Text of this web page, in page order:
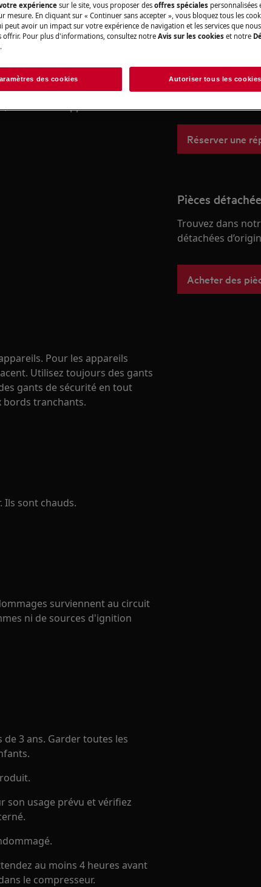
désactivez l'appareil et
Pour les appareils
Utilisez toujours des gants
gants de sécurité en tout
bords tranchants.
Ils sont chauds.
surviennent au circuit
ni de sources d'ignition
3 ans. Garder toutes les
son usage prévu et vérifiez
au moins 4 heures avant
le compresseur.
Réparation par
Fixez un rendez-
qualifiés AEG et
professionnelles
Réserver une
Pièces
Trouvez dans
détachées
Acheter des
expérience sur le site, vous proposer des offres spéciales
mesure. En cliquant sur « Continuer sans accepter », vous bloquez tous les
peut avoir un impact sur votre expérience de navigation et les services que
offrir. Pour plus d'informations, consultez notre Avis sur les cookies et notre
.
des cookies Autoriser tous les cookies